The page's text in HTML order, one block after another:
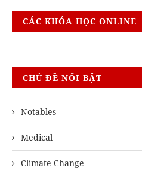
CÁC KHÓA HỌC ONLINE
CHỦ ĐỀ NỔI BẬT
Notables
Medical
Climate Change